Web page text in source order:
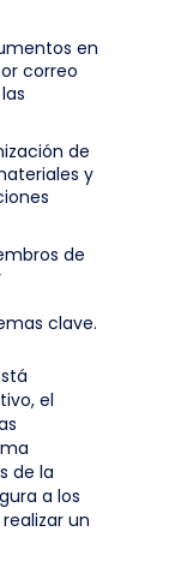
en
correo
de
y
de
clave.
el
de la
a los
un